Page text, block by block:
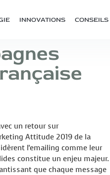
INNOVATIONS CONSEILS
un retour sur
Attitude 2019 de la
l'emailing comme leur
constitue un enjeu majeur.
que chaque message